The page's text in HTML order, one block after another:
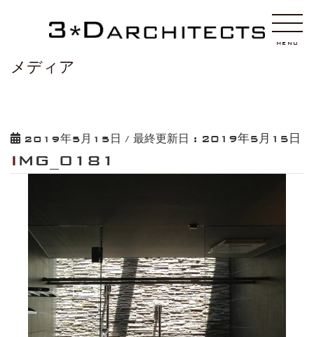
MENU
メディア
2019年5月15日 / 最終更新日 : 2019年5月15日
IMG_0181